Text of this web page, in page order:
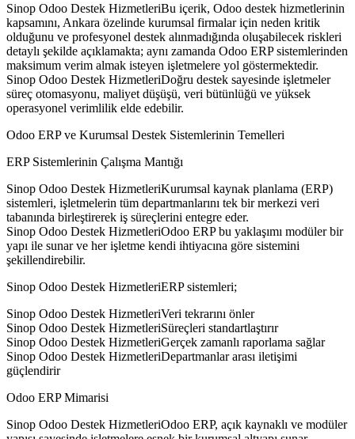
Sinop Odoo Destek HizmetleriBu içerik, Odoo destek hizmetlerinin
kapsamını, Ankara özelinde kurumsal firmalar için neden kritik
olduğunu ve profesyonel destek alınmadığında oluşabilecek riskleri
detaylı şekilde açıklamakta; aynı zamanda Odoo ERP sistemlerinden
maksimum verim almak isteyen işletmelere yol göstermektedir.
Sinop Odoo Destek HizmetleriDoğru destek sayesinde işletmeler
süreç otomasyonu, maliyet düşüşü, veri bütünlüğü ve yüksek
operasyonel verimlilik elde edebilir.
Odoo ERP ve Kurumsal Destek Sistemlerinin Temelleri
ERP Sistemlerinin Çalışma Mantığı
Sinop Odoo Destek HizmetleriKurumsal kaynak planlama (ERP)
sistemleri, işletmelerin tüm departmanlarını tek bir merkezi veri
tabanında birleştirerek iş süreçlerini entegre eder.
Sinop Odoo Destek HizmetleriOdoo ERP bu yaklaşımı modüler bir
yapı ile sunar ve her işletme kendi ihtiyacına göre sistemini
şekillendirebilir.
Sinop Odoo Destek HizmetleriERP sistemleri;
Sinop Odoo Destek HizmetleriVeri tekrarını önler
Sinop Odoo Destek HizmetleriSüreçleri standartlaştırır
Sinop Odoo Destek HizmetleriGerçek zamanlı raporlama sağlar
Sinop Odoo Destek HizmetleriDepartmanlar arası iletişimi
güçlendirir
Odoo ERP Mimarisi
Sinop Odoo Destek HizmetleriOdoo ERP, açık kaynaklı ve modüler